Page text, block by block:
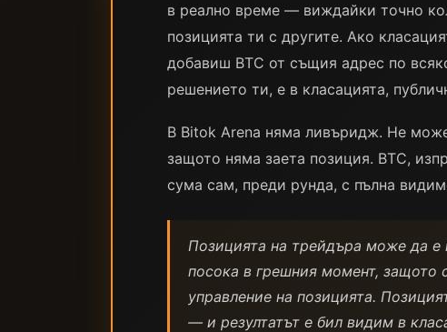
в реално време — виждайки точно
позицията ти с другите. Ако
добавиш BTC от същия адрес по
решението ти, е в класацията,
В Bitok Arena няма ливъридж. Не
защото няма заета позиция. BTC,
сума сам, преди рунда, с пълна
Позицията на трейдъра може да е
посока в грешния момент, защото
управление на позицията.
— и резултатът е бил видим в